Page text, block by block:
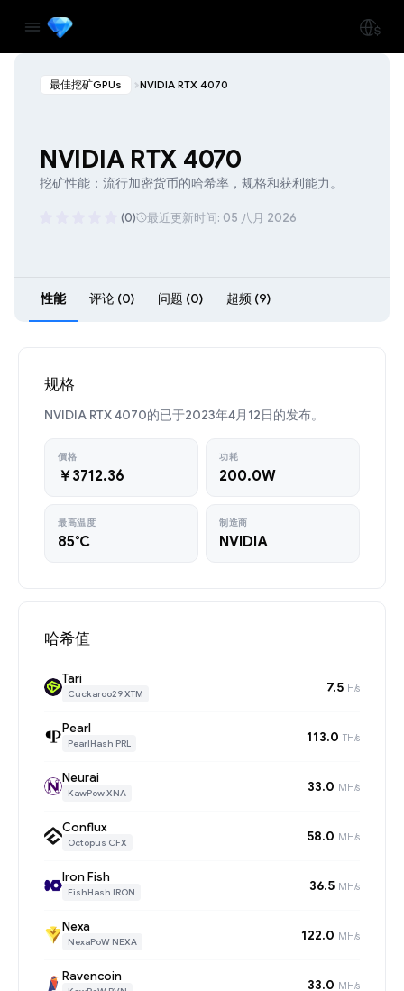
最佳挖矿GPUs NVIDIA RTX 4070
NVIDIA RTX 4070
挖矿性能：流行加密货币的哈希率，规格和获利能力。
(0) 最近更新时间: 05 八月 2026
性能 评论 (0) 问题 (0) 超频 (9)
规格
NVIDIA RTX 4070的已于2023年4月12日的发布。
價格
￥3712.36
功耗
200.0W
最高温度
85°C
制造商
NVIDIA
哈希值
Tari
Cuckaroo29 XTM 7.5 H/s
Pearl
PearlHash PRL 113.0 TH/s
Neurai
KawPow XNA 33.0 MH/s
Conflux
Octopus CFX 58.0 MH/s
Iron Fish
FishHash IRON 36.5 MH/s
Nexa
NexaPoW NEXA 122.0 MH/s
Ravencoin 33.0 MH/s